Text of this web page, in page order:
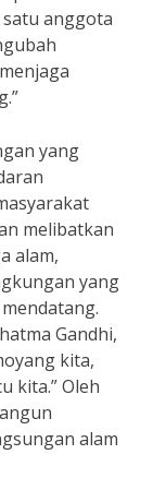
anggota
yang
melibatkan
alam,
yang
Gandhi,
kita,
kita.” Oleh
alam